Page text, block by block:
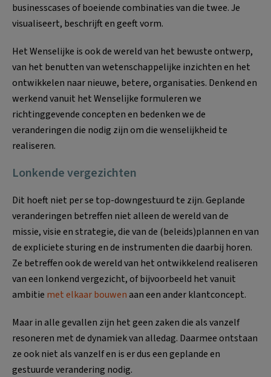
businesscases of boeiende combinaties van die twee. Je
visualiseert, beschrijft en geeft vorm.
Het Wenselijke is ook de wereld van het bewuste ontwerp,
van het benutten van wetenschappelijke inzichten en het
ontwikkelen naar nieuwe, betere, organisaties. Denkend en
werkend vanuit het Wenselijke formuleren we
richtinggevende concepten en bedenken we de
veranderingen die nodig zijn om die wenselijkheid te
realiseren.
Lonkende vergezichten
Dit hoeft niet per se top-downgestuurd te zijn. Geplande
veranderingen betreffen niet alleen de wereld van de
missie, visie en strategie, die van de (beleids)plannen en van
de expliciete sturing en de instrumenten die daarbij horen.
Ze betreffen ook de wereld van het ontwikkelend realiseren
van een lonkend vergezicht, of bijvoorbeeld het vanuit
ambitie met elkaar bouwenaan een ander klantconcept.
Maar in alle gevallen zijn het geen zaken die als vanzelf
resoneren met de dynamiek van alledag. Daarmee ontstaan
ze ook niet als vanzelf en is er dus een geplande en
gestuurde verandering nodig.